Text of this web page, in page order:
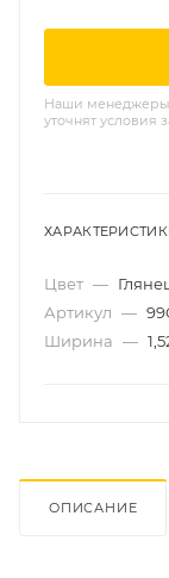
Наши менеджеры
уточнят условия
Цвет —
Артикул —
Ширина —
ОПИСАНИЕ